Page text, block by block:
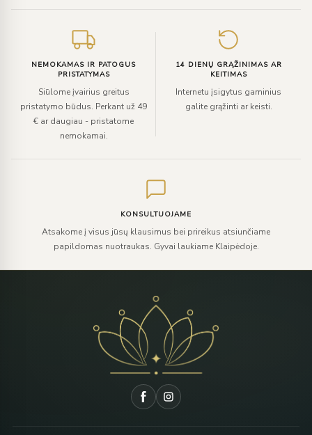
NEMOKAMAS IR PATOGUS
PRISTATYMAS
Siūlome įvairius greitus
pristatymo būdus. Perkant už 49
€ ar daugiau - pristatome
nemokamai.
14 DIENŲ GRĄŽINIMAS AR
KEITIMAS
Internetu įsigytus gaminius
galite grąžinti ar keisti.
KONSULTUOJAME
Atsakome į visus jūsų klausimus bei prireikus atsiunčiame
papildomas nuotraukas. Gyvai laukiame Klaipėdoje.